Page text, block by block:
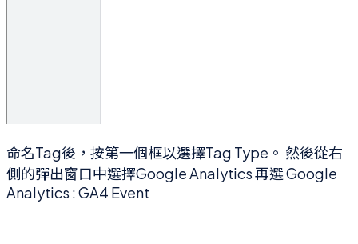
命名Tag後，按第一個框以選擇Tag Type。 然後從右
側的彈出窗口中選擇Google Analytics 再選 Google
Analytics : GA4 Event